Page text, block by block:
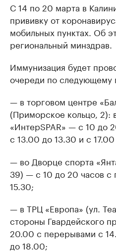
С 14 по 20 марта в
прививку от
мобильных пунктах. Об
региональный минздрав.
Иммунизация будет
очереди по следующему
— в торговом центре
(Приморское кольцо, 2):
«ИнтерSPAR» — с 10 до
с 13.00 до 13.30 и с
— во Дворце спорта
39) — с 10 до 20 часов
15.30;
— в ТРЦ «Европа» (ул.
стороны Гвардейского
20.00 с перерывами с
до 18.00;